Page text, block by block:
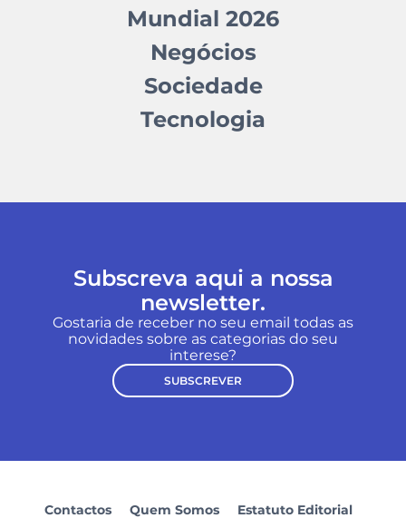
Mundial 2026
Negócios
Sociedade
Tecnologia
Subscreva aqui a nossa
newsletter.
Gostaria de receber no seu email todas as
novidades sobre as categorias do seu
interese?
SUBSCREVER
Contactos Quem Somos Estatuto Editorial